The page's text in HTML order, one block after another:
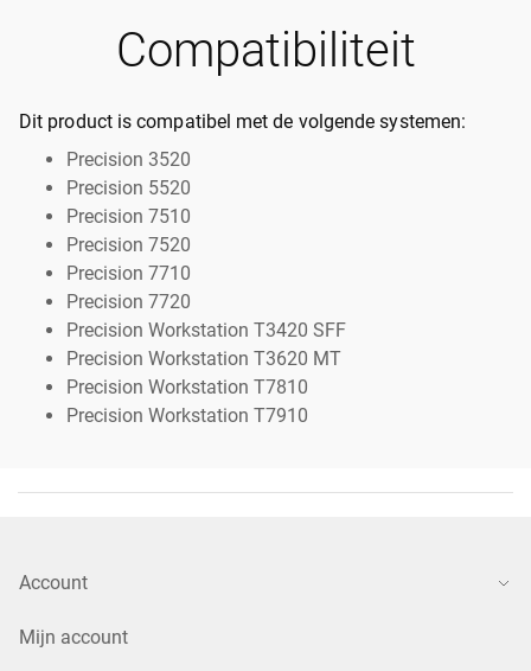
Compatibiliteit
Dit product is compatibel met de volgende systemen:
Precision 3520
Precision 5520
Precision 7510
Precision 7520
Precision 7710
Precision 7720
Precision Workstation T3420 SFF
Precision Workstation T3620 MT
Precision Workstation T7810
Precision Workstation T7910
Account
Mijn account